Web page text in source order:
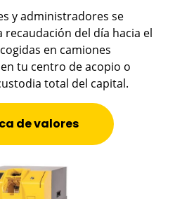
y administradores se
del día hacia el
en camiones
tu centro de acopio o
total del capital.
de valores